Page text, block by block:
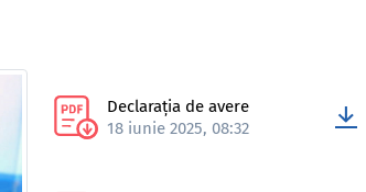
Declarația de avere
18 iunie 2025, 08:32